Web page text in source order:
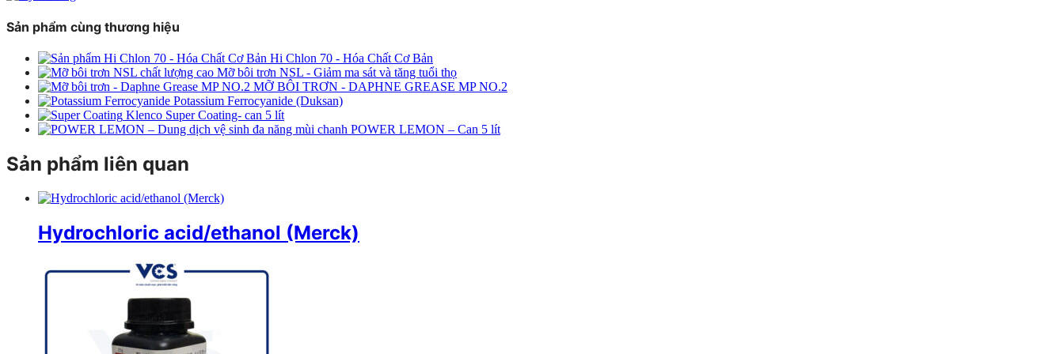
Sản phẩm cùng thương hiệu
Hi Chlon 70 - Hóa Chất Cơ Bản
Mỡ bôi trơn NSL - Giảm ma sát và tăng tuổi thọ
MỠ BÔI TRƠN - DAPHNE GREASE MP NO.2
Potassium Ferrocyanide (Duksan)
Klenco Super Coating- can 5 lít
POWER LEMON – Can 5 lít
Sản phẩm liên quan
Hydrochloric acid/ethanol (Merck)